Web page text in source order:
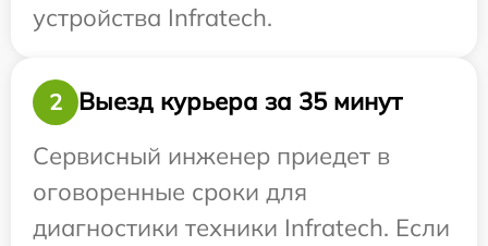
устройства Infratech.
2
Выезд курьера за 35 минут
Сервисный инженер приедет в
оговоренные сроки для
диагностики техники Infratech. Если